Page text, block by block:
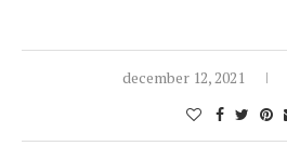
december 12, 2021